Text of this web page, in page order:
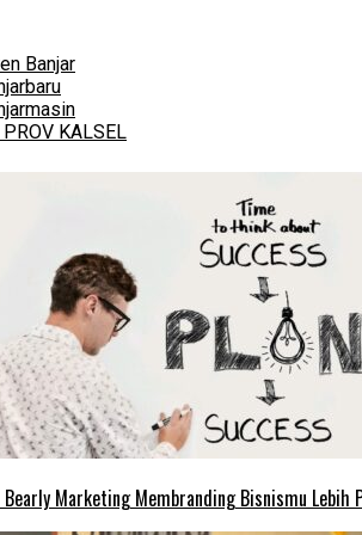
Banjar
KALSEL
Bearly Marketing Membranding Bisnismu Lebih